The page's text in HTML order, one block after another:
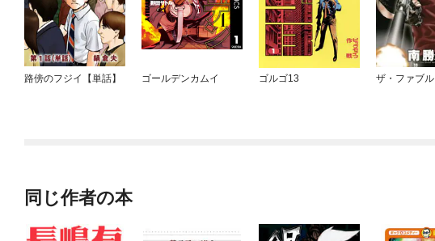
路傍のフジイ【単話】 ゴールデンカムイ ゴルゴ13 ザ・ファブル
同じ作者の本